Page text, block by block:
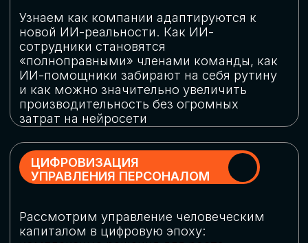
огромную статью затрат
ОБЛАЧНЫЕ ТЕХНОЛОГИИ
Подискутируем, какие облачные решения
существуют на рынке и почему
использование мультиоблачных моделей
не только снижает затраты, но и
«пересборки» бизнес-моделей